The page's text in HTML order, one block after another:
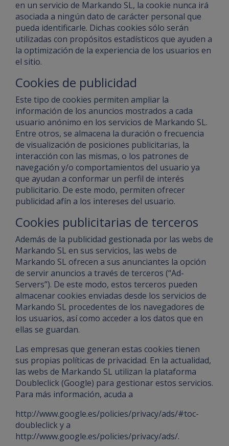
en un servicio de Markando SL, la cookie nunca irá
asociada a ningún dato de carácter personal que
pueda identificarle. Dichas cookies sólo serán
utilizadas con propósitos estadísticos que ayuden a
la optimización de la experiencia de los usuarios en
el sitio.
Cookies de publicidad
Este tipo de cookies permiten ampliar la
información de los anuncios mostrados a cada
usuario anónimo en los servicios de Markando SL.
Entre otros, se almacena la duración o frecuencia
de visualización de posiciones publicitarias, la
interacción con las mismas, o los patrones de
navegación y/o comportamientos del usuario ya
que ayudan a conformar un perfil de interés
publicitario. De este modo, permiten ofrecer
publicidad afín a los intereses del usuario.
Cookies publicitarias de terceros
Además de la publicidad gestionada por las webs de
Markando SL en sus servicios, las webs de
Markando SL ofrecen a sus anunciantes la opción
de servir anuncios a través de terceros (“Ad-
Servers”). De este modo, estos terceros pueden
almacenar cookies enviadas desde los servicios de
Markando SL procedentes de los navegadores de
los usuarios, así como acceder a los datos que en
ellas se guardan.
Las empresas que generan estas cookies tienen
sus propias políticas de privacidad. En la actualidad,
las webs de Markando SL utilizan la plataforma
Doubleclick (Google) para gestionar estos servicios.
Para más información, acuda a
http://www.google.es/policies/privacy/ads/#toc-
doubleclicky a
http://www.google.es/policies/privacy/ads/.